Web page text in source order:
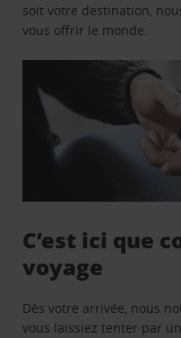
soit votre destination,
vous offrir le monde.
C’est ici que
voyage
Dès votre arrivée, nous
vous laissiez tenter par